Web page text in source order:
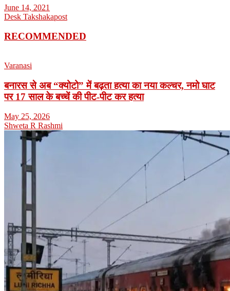
June 14, 2021
Desk Takshakapost
RECOMMENDED
Varanasi
बनारस से अब “क्योटो” में बढ़ता हत्या का नया कल्चर, नमो घाट
पर 17 साल के बच्चें की पीट-पीट कर हत्या
May 25, 2026
Shweta R Rashmi